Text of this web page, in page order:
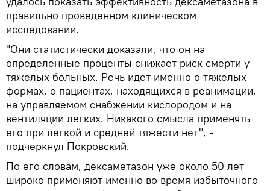
правильно проведенном клиническом
исследовании.
"Они статистически доказали, что он на
определенные проценты снижает риск смерти у
тяжелых больных. Речь идет именно о тяжелых
формах, о пациентах, находящихся в реанимации,
на управляемом снабжении кислородом и на
вентиляции легких. Никакого смысла применять
его при легкой и средней тяжести нет", -
подчеркнул Покровский.
По его словам, дексаметазон уже около 50 лет
широко применяют именно во время избыточного